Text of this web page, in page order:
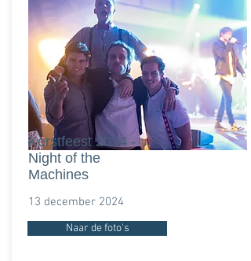
Kerstfeest 2024 -
Night of the
Machines
13 december 2024
Naar de foto's